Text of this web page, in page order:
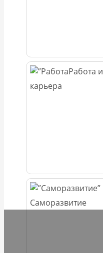
Работа и
карьера
Саморазвитие